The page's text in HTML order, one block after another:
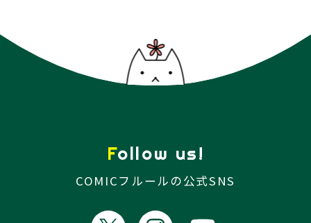
Follow us!
COMICフルールの公式SNS